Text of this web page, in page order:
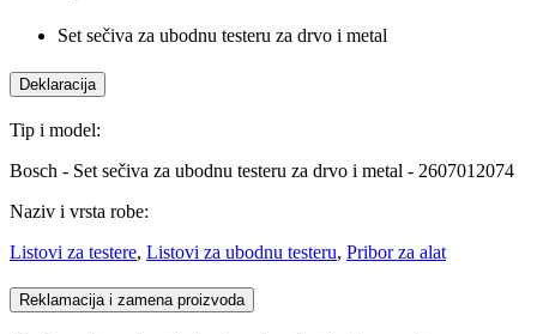
Set sečiva za ubodnu testeru za drvo i metal
Deklaracija
Tip i model:
Bosch - Set sečiva za ubodnu testeru za drvo i metal - 2607012074
Naziv i vrsta robe:
Listovi za testere, Listovi za ubodnu testeru, Pribor za alat
Reklamacija i zamena proizvoda